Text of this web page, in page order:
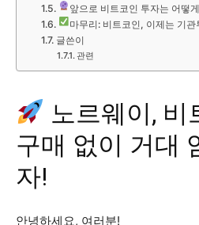
앞으로 비트코인 투자는 어떻
마무리: 비트코인, 이제는 기
글쓴이
관련
노르웨이, 비
구매 없이 거대
자!
안녕하세요, 여러분!